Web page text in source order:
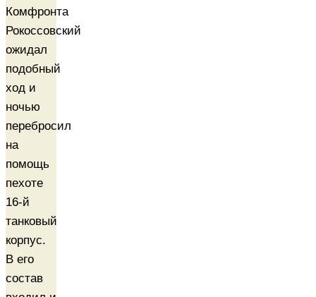
Комфронта
Рокоссовский
ожидал
подобный
ход и
ночью
перебросил
на
помощь
пехоте
16-й
танковый
корпус.
В его
состав